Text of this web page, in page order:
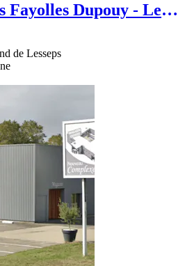
Fayolles Dupouy - Le
de Lesseps